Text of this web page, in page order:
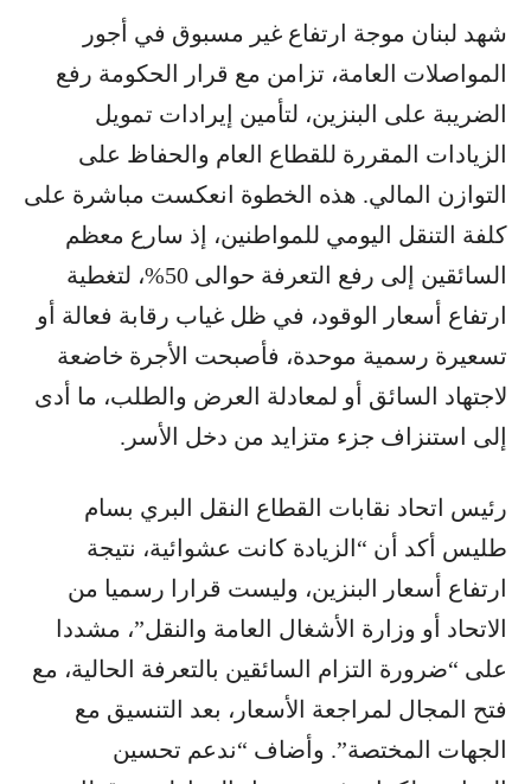
شهد لبنان موجة ارتفاع غير مسبوق في أجور
المواصلات العامة، تزامن مع قرار الحكومة رفع
الضريبة على البنزين، لتأمين إيرادات تمويل
الزيادات المقررة للقطاع العام والحفاظ على
التوازن المالي. هذه الخطوة انعكست مباشرة على
كلفة التنقل اليومي للمواطنين، إذ سارع معظم
السائقين إلى رفع التعرفة حوالى 50%، لتغطية
ارتفاع أسعار الوقود، في ظل غياب رقابة فعالة أو
تسعيرة رسمية موحدة، فأصبحت الأجرة خاضعة
لاجتهاد السائق أو لمعادلة العرض والطلب، ما أدى
إلى استنزاف جزء متزايد من دخل الأسر.
رئيس اتحاد نقابات القطاع النقل البري بسام
طليس أكد أن “الزيادة كانت عشوائية، نتيجة
ارتفاع أسعار البنزين، وليست قرارا رسميا من
الاتحاد أو وزارة الأشغال العامة والنقل”، مشددا
على “ضرورة التزام السائقين بالتعرفة الحالية، مع
فتح المجال لمراجعة الأسعار، بعد التنسيق مع
الجهات المختصة”. وأضاف “ندعم تحسين